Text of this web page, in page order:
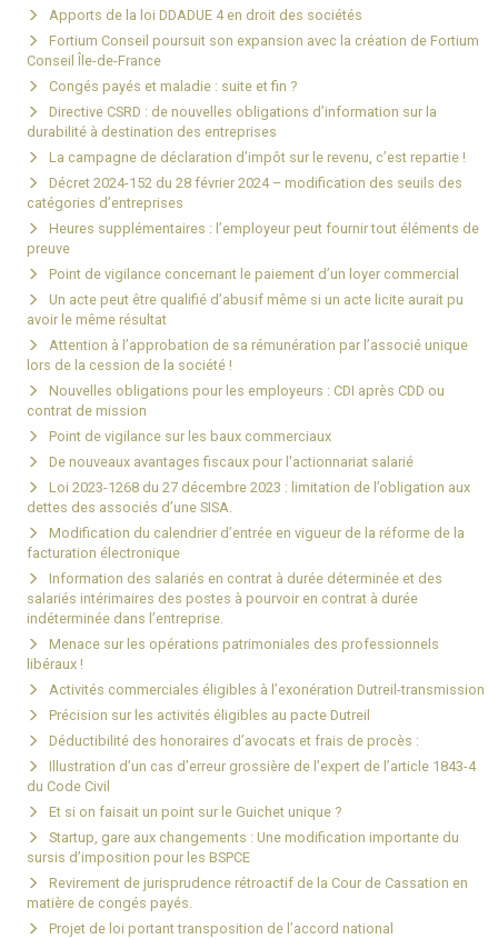
Apports de la loi DDADUE 4 en droit des sociétés
Fortium Conseil poursuit son expansion avec la création de Fortium
Conseil Île-de-France
Congés payés et maladie : suite et fin ?
Directive CSRD : de nouvelles obligations d’information sur la
durabilité à destination des entreprises
La campagne de déclaration d’impôt sur le revenu, c’est repartie !
Décret 2024-152 du 28 février 2024 – modification des seuils des
catégories d’entreprises
Heures supplémentaires : l’employeur peut fournir tout éléments de
preuve
Point de vigilance concernant le paiement d’un loyer commercial
Un acte peut être qualifié d’abusif même si un acte licite aurait pu
avoir le même résultat
Attention à l’approbation de sa rémunération par l’associé unique
lors de la cession de la société !
Nouvelles obligations pour les employeurs : CDI après CDD ou
contrat de mission
Point de vigilance sur les baux commerciaux
De nouveaux avantages fiscaux pour l'actionnariat salarié
Loi 2023-1268 du 27 décembre 2023 : limitation de l’obligation aux
dettes des associés d’une SISA.
Modification du calendrier d’entrée en vigueur de la réforme de la
facturation électronique
Information des salariés en contrat à durée déterminée et des
salariés intérimaires des postes à pourvoir en contrat à durée
indéterminée dans l’entreprise.
Menace sur les opérations patrimoniales des professionnels
libéraux !
Activités commerciales éligibles à l’exonération Dutreil-transmission
Précision sur les activités éligibles au pacte Dutreil
Déductibilité des honoraires d’avocats et frais de procès :
Illustration d’un cas d’erreur grossière de l’expert de l’article 1843-4
du Code Civil
Et si on faisait un point sur le Guichet unique ?
Startup, gare aux changements : Une modification importante du
sursis d’imposition pour les BSPCE
Revirement de jurisprudence rétroactif de la Cour de Cassation en
matière de congés payés.
Projet de loi portant transposition de l’accord national